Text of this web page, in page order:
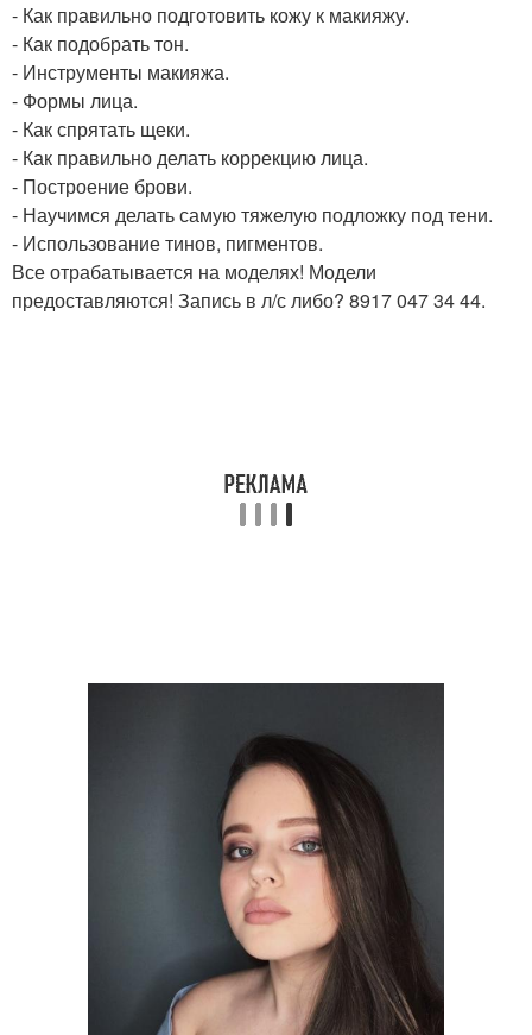
- Как правильно подготовить кожу к макияжу.
- Как подобрать тон.
- Инструменты макияжа.
- Формы лица.
- Как спрятать щеки.
- Как правильно делать коррекцию лица.
- Построение брови.
- Научимся делать самую тяжелую подложку под тени.
- Использование тинов, пигментов.
Все отрабатывается на моделях! Модели
предоставляются! Запись в л/с либо? 8917 047 34 44.